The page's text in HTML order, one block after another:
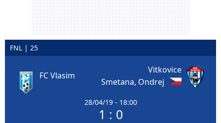
FNL | 25
FC Vlasim
28/04/19 - 18:00
1 : 0
Vitkovice
Smetana, Ondrej